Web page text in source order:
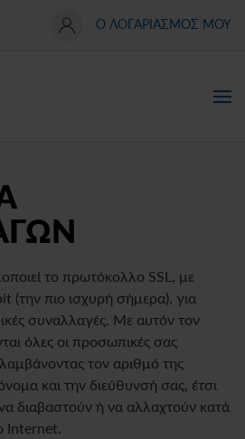
Ο ΛΟΓΑΡΙΑΣΜΟΣ ΜΟΥ
το πρωτόκολλο SSL, με
πιο ισχυρή σήμερα), για
συναλλαγές. Με αυτόν τον
όλες οι προσωπικές σας
τον αριθμό της
και την διεύθυνσή σας, έτσι
διαβαστούν ή να αλλαχτούν κατά
Internet.